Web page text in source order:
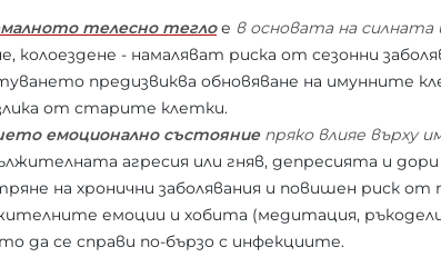
телесно теглое в основата на
колоездене - намаляват риска от сезонни
предизвиква обновяване на имунните
от старите клетки.
емоционално състояниепряко влияе върху
агресия или гняв, депресията и
на хронични заболявания и повишен риск
емоции и хобита (медитация,
да се справи по-бързо с инфекциите.